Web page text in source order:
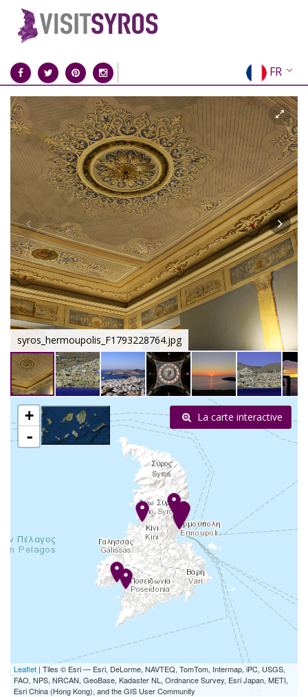
FR
EN
EL
DE
IT
ES
RU
CN
syros_hermoupolis_F1793228764.jpg
+
-
Leaflet | Tiles © Esri — Esri, DeLorme, NAVTEQ, TomTom, Intermap, iPC, USGS,
FAO, NPS, NRCAN, GeoBase, Kadaster NL, Ordnance Survey, Esri Japan, METI,
Esri China (Hong Kong), and the GIS User Community
La carte interactive